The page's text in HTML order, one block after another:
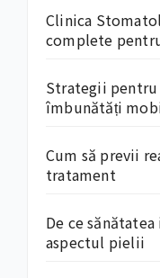
Clinica
complete
Strategii
îmbunătăți
Cum să previi
tratament
De ce
aspectul pielii